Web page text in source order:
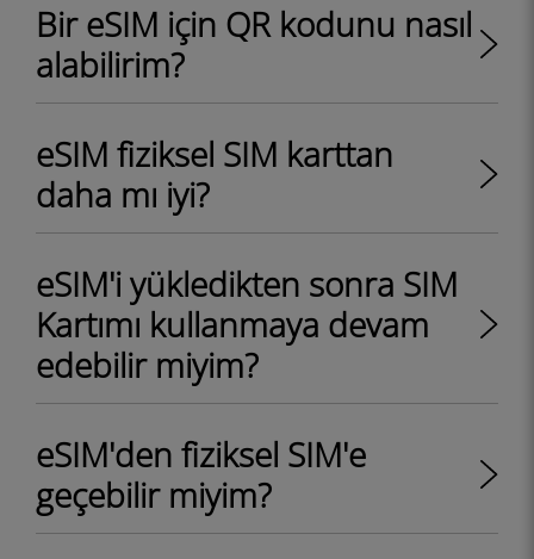
Bir eSIM için QR kodunu nasıl
alabilirim?
eSIM fiziksel SIM karttan
daha mı iyi?
eSIM'i yükledikten sonra SIM
Kartımı kullanmaya devam
edebilir miyim?
eSIM'den fiziksel SIM'e
geçebilir miyim?